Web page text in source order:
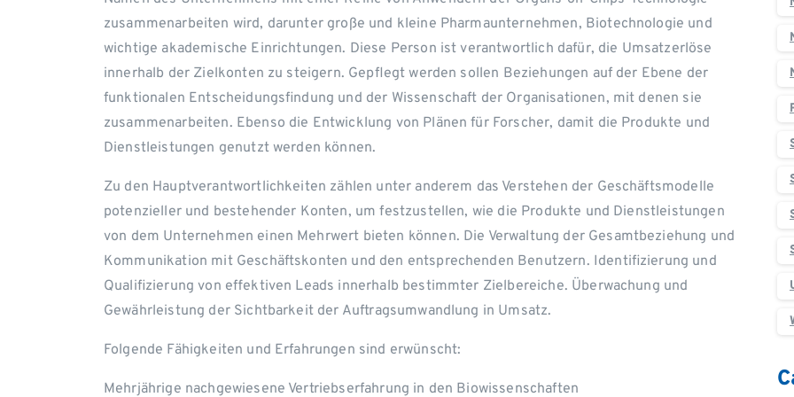
zusammenarbeiten wird, darunter große und kleine Pharmaunternehmen, Biotechnologie und
wichtige akademische Einrichtungen. Diese Person ist verantwortlich dafür, die Umsatzerlöse
innerhalb der Zielkonten zu steigern. Gepflegt werden sollen Beziehungen auf der Ebene der
funktionalen Entscheidungsfindung und der Wissenschaft der Organisationen, mit denen sie
zusammenarbeiten. Ebenso die Entwicklung von Plänen für Forscher, damit die Produkte und
Dienstleistungen genutzt werden können.
Zu den Hauptverantwortlichkeiten zählen unter anderem das Verstehen der Geschäftsmodelle
potenzieller und bestehender Konten, um festzustellen, wie die Produkte und Dienstleistungen
von dem Unternehmen einen Mehrwert bieten können. Die Verwaltung der Gesamtbeziehung und
Kommunikation mit Geschäftskonten und den entsprechenden Benutzern. Identifizierung und
Qualifizierung von effektiven Leads innerhalb bestimmter Zielbereiche. Überwachung und
Gewährleistung der Sichtbarkeit der Auftragsumwandlung in Umsatz.
Folgende Fähigkeiten und Erfahrungen sind erwünscht:
Mehrjährige nachgewiesene Vertriebserfahrung in den Biowissenschaften